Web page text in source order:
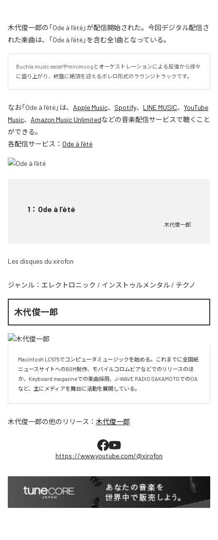
木代俊一郎の「Ode à l’été」が配信開始された。今回デジタル配信さ
れた楽曲は、「Ode à l’été」を含む全1曲となっている。
Buchla music easelやminimoogとオーケストレーションによる反復から徐々
に盛り上がり、終盤に絶頂を迎えるボレロ形式のラウンジトラックです。
なお「Ode à l’été」は、 Apple Music、 Spotify、 LINE MUSIC、 YouTube
Music、 Amazon Music Unlimitedなどの音楽配信サービスで聴くこと
ができる。
各配信サービス： Ode à l’été
1 ： Ode à l’été
木代俊一郎
Les disques du xirofon
ジャンル： エレクトロニック / インストゥルメンタル / テクノ
木代俊一郎
Macintosh LC575でコンピュータミュージックを始める。これまでに全国紙
ニュースサイトへのBGM制作、モバイルコロムビアなどでのリリースのほ
か、Keyboard magazineでの楽曲採用、J-WAVE RADIO SAKAMOTOでのOA
など、主にメディアを舞台に活動を展開している。
木代俊一郎の他のリリース： 木代俊一郎
https://www.youtube.com/@xirofon